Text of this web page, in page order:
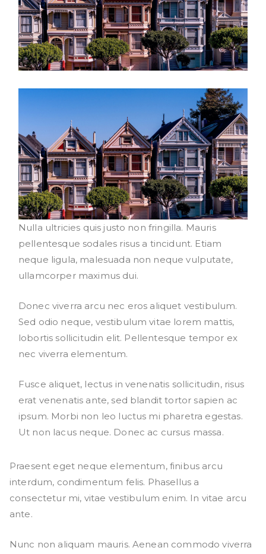
Nulla ultricies quis justo non fringilla. Mauris
pellentesque sodales risus a tincidunt. Etiam
neque ligula, malesuada non neque vulputate,
ullamcorper maximus dui.
Donec viverra arcu nec eros aliquet vestibulum.
Sed odio neque, vestibulum vitae lorem mattis,
lobortis sollicitudin elit. Pellentesque tempor ex
nec viverra elementum.
Fusce aliquet, lectus in venenatis sollicitudin, risus
erat venenatis ante, sed blandit tortor sapien ac
ipsum. Morbi non leo luctus mi pharetra egestas.
Ut non lacus neque. Donec ac cursus massa.
Praesent eget neque elementum, finibus arcu
interdum, condimentum felis. Phasellus a
consectetur mi, vitae vestibulum enim. In vitae arcu
ante.
Nunc non aliquam mauris. Aenean commodo viverra